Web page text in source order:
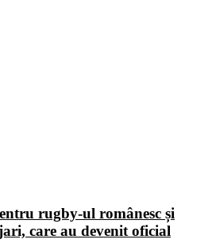
rugby-ul românesc și
care au devenit oficial